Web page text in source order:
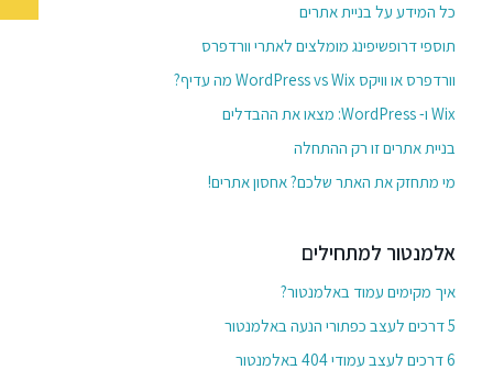
כל המידע על בניית אתרים
תוספי דרופשיפינג מומלצים לאתרי וורדפרס
וורדפרס או וויקס WordPress vs Wix מה עדיף?
Wix ו- WordPress: מצאו את ההבדלים
בניית אתרים זו רק ההתחלה
מי מתחזק את האתר שלכם? אחסון אתרים!
אלמנטור למתחילים
איך מקימים עמוד באלמנטור?
5 דרכים לעצב כפתורי הנעה באלמנטור
6 דרכים לעצב עמודי 404 באלמנטור